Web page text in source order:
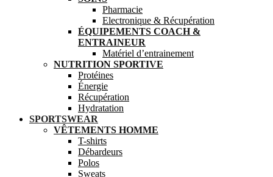
Pharmacie
Electronique & Récupération
ÉQUIPEMENTS COACH &
ENTRAINEUR
Matériel d’entrainement
NUTRITION SPORTIVE
Protéines
Énergie
Récupération
Hydratation
SPORTSWEAR
VÊTEMENTS HOMME
T-shirts
Débardeurs
Polos
Sweats